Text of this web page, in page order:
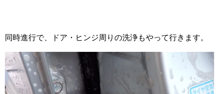
同時進行で、ドア・ヒンジ周りの洗浄もやって行きます。